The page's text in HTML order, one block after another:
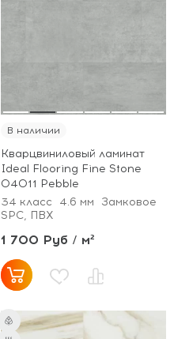
В наличии
Кварцвиниловый ламинат
Ideal Flooring Fine Stone
04011 Pebble
34 класс
4.6 мм
Замковое
SPC, ПВХ
1 700 Руб / м²